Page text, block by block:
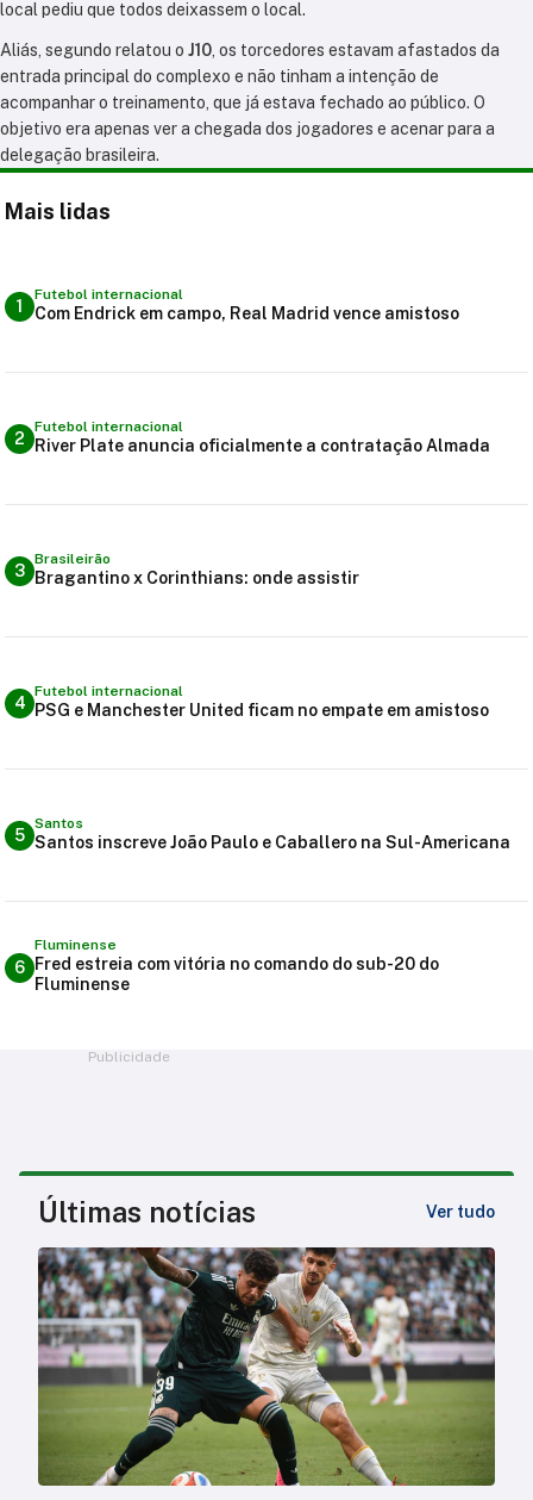
local pediu que todos deixassem o local.
Aliás, segundo relatou o J10, os torcedores estavam afastados da
entrada principal do complexo e não tinham a intenção de
acompanhar o treinamento, que já estava fechado ao público. O
objetivo era apenas ver a chegada dos jogadores e acenar para a
delegação brasileira.
Mais lidas
1
Futebol internacional
Com Endrick em campo, Real Madrid vence amistoso
2
Futebol internacional
River Plate anuncia oficialmente a contratação Almada
3
Brasileirão
Bragantino x Corinthians: onde assistir
4
Futebol internacional
PSG e Manchester United ficam no empate em amistoso
5
Santos
Santos inscreve João Paulo e Caballero na Sul-Americana
6
Fluminense
Fred estreia com vitória no comando do sub-20 do
Fluminense
Publicidade
Últimas notícias Ver tudo